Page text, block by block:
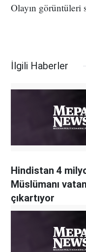
Olayın görüntüleri
İlgili Haberler
Hindistan 4
Müslümanı
çıkartıyor